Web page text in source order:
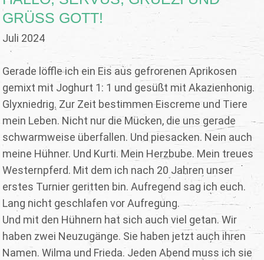
GRÜSS GOTT!
Juli 2024
Gerade löffle ich ein Eis aus gefrorenen Aprikosen
gemixt mit Joghurt 1: 1 und gesüßt mit Akazienhonig.
Glyxniedrig. Zur Zeit bestimmen Eiscreme und Tiere
mein Leben. Nicht nur die Mücken, die uns gerade
schwarmweise überfallen. Und piesacken. Nein auch
meine Hühner. Und Kurti. Mein Herzbube. Mein treues
Westernpferd. Mit dem ich nach 20 Jahren unser
erstes Turnier geritten bin. Aufregend sag ich euch.
Lang nicht geschlafen vor Aufregung.
Und mit den Hühnern hat sich auch viel getan. Wir
haben zwei Neuzugänge. Sie haben jetzt auch ihren
Namen. Wilma und Frieda. Jeden Abend muss ich sie